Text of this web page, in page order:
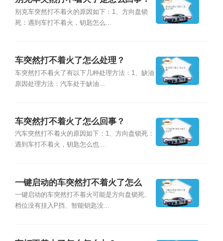
别克车突然打不着火的原因如下：1、方向盘锁
死：遇到车打不着火，钥匙怎么...
车突然打不着火了怎么处理？
车突然打不着火了有以下几种处理方法：1、缺油
原因处理方法：汽车处于缺油...
车突然打不着火了怎么回事？
汽车突然打不着火的原因如下：1、方向盘锁死：
遇到车打不着火，钥匙怎么也...
一键启动的车突然打不着火了怎么
办？
一键启动的车突然打不着火可能是方向盘锁死、
档位没有挂入P挡、智能钥匙没...